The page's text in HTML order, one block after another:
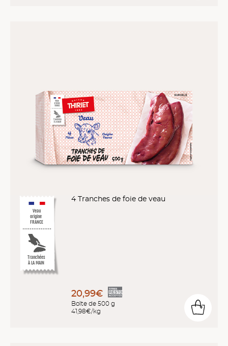
Veau
origine
FRANCE
Tranchées
À LA MAIN
4 Tranches de foie de veau
20,99€
Boîte de 500 g
41,98€/kg